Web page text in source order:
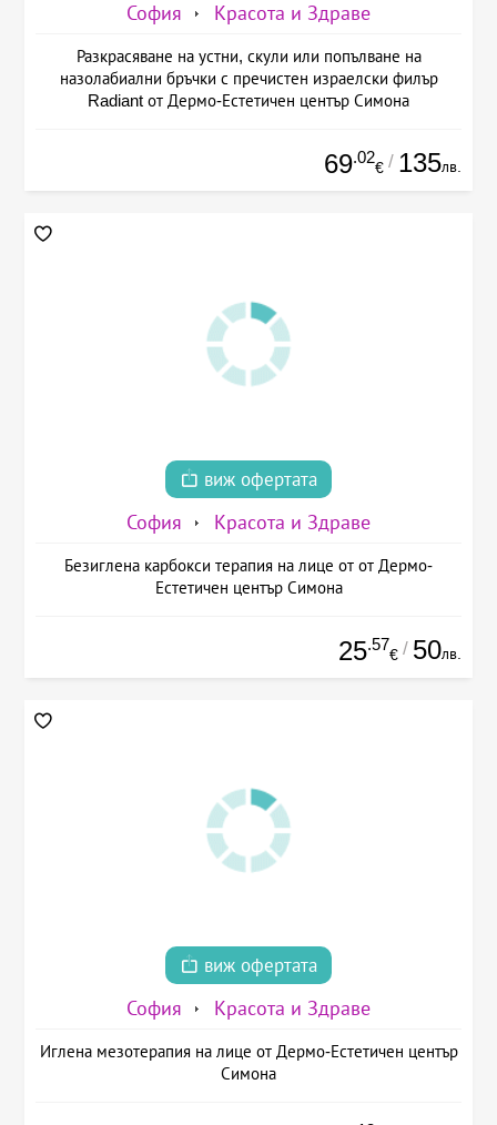
София Красота и Здраве
Разкрасяване на устни, скули или попълване на
назолабиални бръчки с пречистен израелски филър
Radiant от Дермо-Естетичен център Симона
69.02
€ / 135лв.
виж офертата
София Красота и Здраве
Безиглена карбокси терапия на лице от от Дермо-
Естетичен център Симона
25.57
€ / 50лв.
виж офертата
София Красота и Здраве
Иглена мезотерапия на лице от Дермо-Естетичен център
Симона